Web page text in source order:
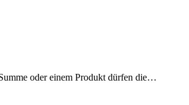
oder einem Produkt dürfen die…